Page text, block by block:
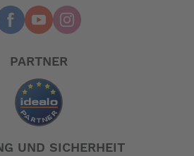
PARTNER
UND SICHERHEIT